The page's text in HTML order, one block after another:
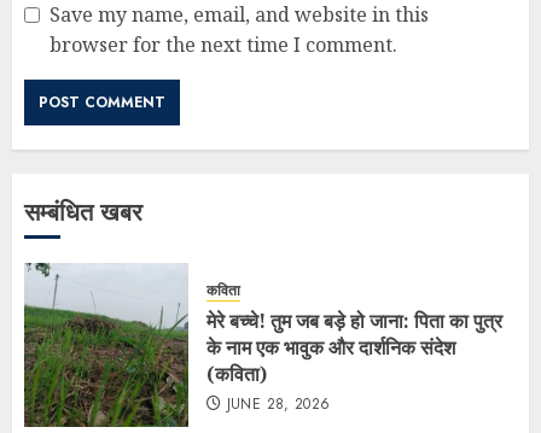
Save my name, email, and website in this
browser for the next time I comment.
सम्बंधित खबर
कविता
मेरे बच्चे! तुम जब बड़े हो जाना: पिता का पुत्र
के नाम एक भावुक और दार्शनिक संदेश
(कविता)
JUNE 28, 2026